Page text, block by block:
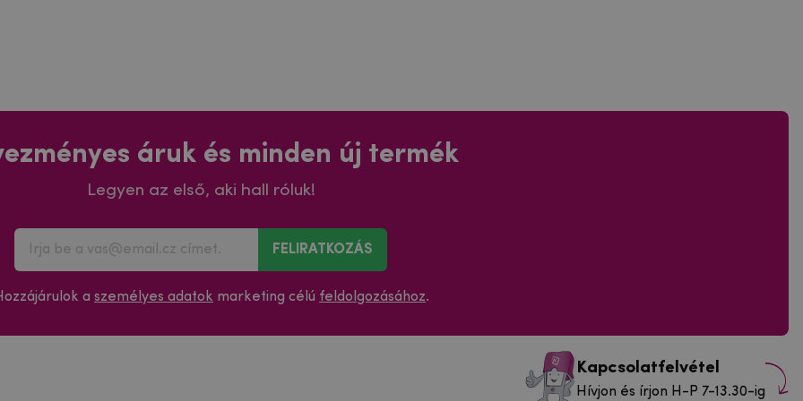
áruk és minden új termék
Legyen az első, aki hall róluk!
FELIRATKOZÁS
a személyes adatok marketing célú feldolgozásához.
Kapcsolatfelvétel
Hívjon és írjon H-P 7-13.30-ig